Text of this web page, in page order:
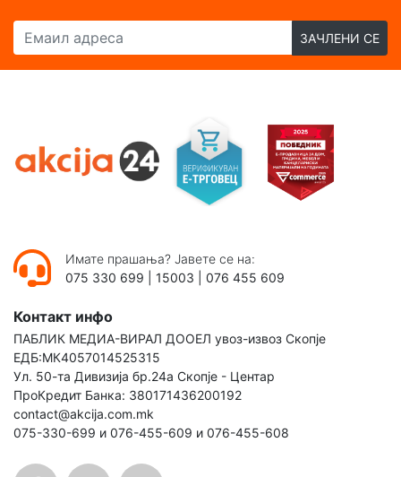
Емаил адреса
ЗАЧЛЕНИ СЕ
Имате прашања? Јавете се на:
075 330 699
15003 076 455 609
Контакт инфо
ПАБЛИК МЕДИА-ВИРАЛ ДООЕЛ увоз-извоз Скопје
ЕДБ:МК4057014525315
Ул. 50-та Дивизија бр.24а Скопје - Центар
ПроКредит Банка: 380171436200192
contact@akcija.com.mk
075-330-699 и 076-455-609 и 076-455-608